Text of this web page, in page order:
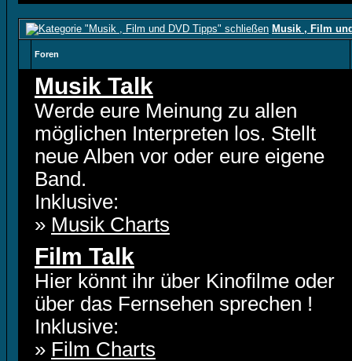
Musik , Film
Foren
Musik Talk
Werde eure Meinung zu allen
möglichen Interpreten los. Stellt
neue Alben vor oder eure eigene
Band.
Inklusive:
» Musik Charts
Film Talk
Hier könnt ihr über Kinofilme oder
über das Fernsehen sprechen !
Inklusive:
» Film Charts